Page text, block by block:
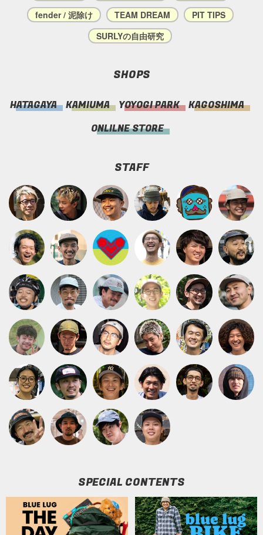
fender / 泥除け
TEAM DREAM
PIT TIPS
SURLYの自由研究
SHOPS
HATAGAYA KAMIUMA YOYOGI PARK
KAGOSHIMA
ONLILNE STORE
STAFF
SPECIAL CONTENTS